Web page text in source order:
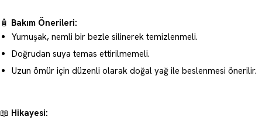
🧴 Bakım Önerileri:
Yumuşak, nemli bir bezle silinerek temizlenmeli.
Doğrudan suya temas ettirilmemeli.
Uzun ömür için düzenli olarak doğal yağ ile beslenmesi önerilir.
📖 Hikayesi: